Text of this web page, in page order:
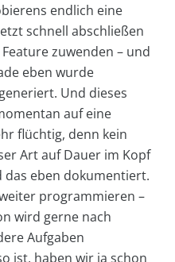
endlich eine
schnell abschließen
zuwenden – und
eben wurde
Und dieses
auf eine
flüchtig, denn kein
Art auf Dauer im Kopf
das eben dokumentiert.
programmieren –
wird gerne nach
Aufgaben
ist, haben wir ja schon